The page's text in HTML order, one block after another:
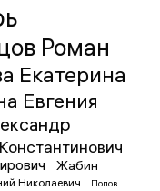
Роман
Екатерина
Евгения
Жабин
Николаевич
Попов